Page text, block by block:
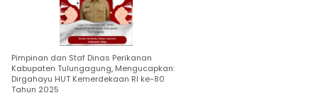
Pimpinan dan Staf Dinas Perikanan
Kabupaten Tulungagung, Mengucapkan:
Dirgahayu HUT Kemerdekaan RI ke-80
Tahun 2025